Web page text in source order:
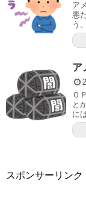
ア
悪
う
ア
Ｏ
と
に
スポンサーリンク